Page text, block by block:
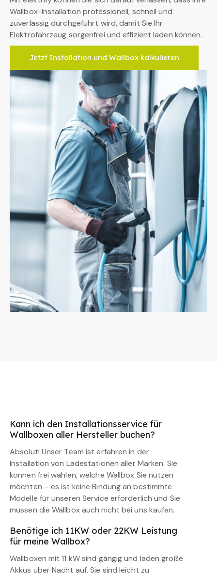
Wallbox-Installation professionell, schnell und
zuverlässig durchgeführt wird, damit Sie Ihr
Elektrofahrzeug sorgenfrei und effizient laden können.
Jetzt Installation und Wallbox kalkulieren
Kann ich den Installationsservice für
Wallboxen aller Hersteller buchen?
Absolut! Unser Team ist erfahren in der
Installation von Ladestationen aller Marken. Sie
können frei wählen, welche Wallbox Sie nutzen
möchten – es ist keine Bindung an bestimmte
Modelle für unseren Service erforderlich und Sie
müssen die Wallbox auch nicht bei uns kaufen.
Benötige ich 11KW oder 22KW Leistung
für meine Wallbox?
Wallboxen mit 11 kW sind gängig und laden große
Akkus über Nacht auf. Sie sind leicht zu